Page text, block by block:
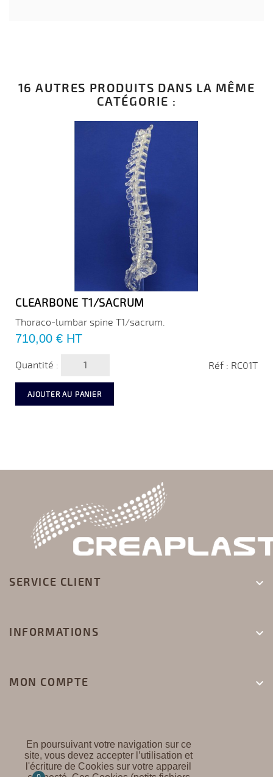
16 AUTRES PRODUITS DANS LA MÊME
CATÉGORIE :
CLEARBONE T1/SACRUM
Thoraco-lumbar spine T1/sacrum.
Prix
710,00 € HT
Quantité : Réf : RC01T
AJOUTER AU PANIER
SERVICE CLIENT 
INFORMATIONS 
MON COMPTE 
En poursuivant votre navigation sur ce
site, vous devez accepter l’utilisation et
l'écriture de Cookies sur votre appareil
CREAPLAST ©